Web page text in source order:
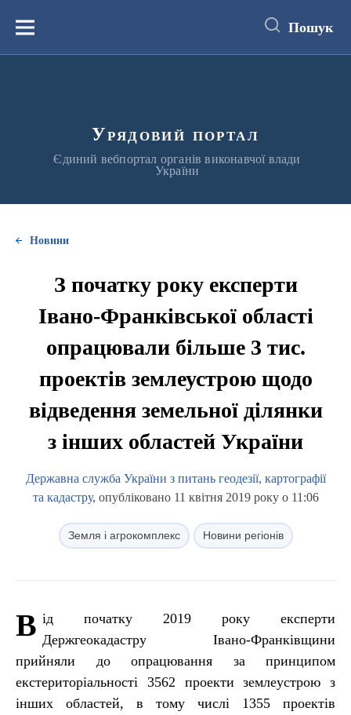
вмістуМеню Пошук
Урядовий портал
Єдиний вебпортал органів виконавчої влади
України
Новини
З початку року експерти
Івано-Франківської області
опрацювали більше 3 тис.
проектів землеустрою щодо
відведення земельної ділянки
з інших областей України
Державна служба України з питань геодезії, картографії
та кадастру, опубліковано 11 квітня 2019 року о 11:06
Земля і агрокомплекс Новини регіонів
В ід початку 2019 року експерти
Держгеокадастру Івано-Франківщини
прийняли до опрацювання за принципом
екстериторіальності 3562 проекти землеустрою з
інших областей, в тому числі 1355 проектів